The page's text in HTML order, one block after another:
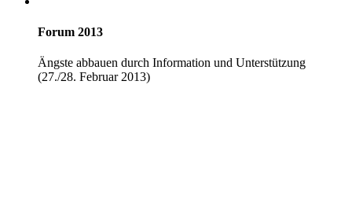
Forum 2013
Ängste abbauen durch Information und Unterstützung
(27./28. Februar 2013)